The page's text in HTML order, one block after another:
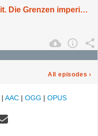
Kapitalismus am Limit. Die Grenzen imperialer Lebensweisen und solidarische Perspektiven [Gespräch mit Ulrich Brand]
All episodes ›
| AAC | OGG | OPUS